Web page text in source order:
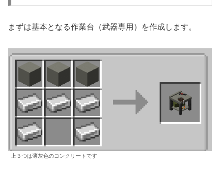
まずは基本となる作業台（武器専用）を作成します。
上３つは薄灰色のコンクリートです